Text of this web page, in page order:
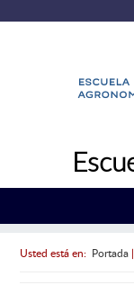
Usted está en: Portada|